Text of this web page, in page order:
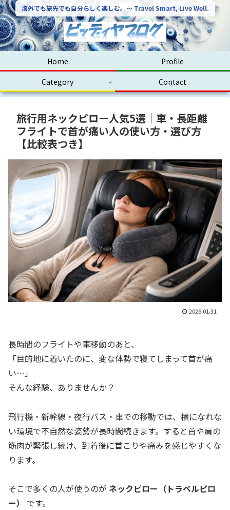
海外でも旅先でも自分らしく楽しむ。〜 Travel Smart, Live Well.
Home
Profile
Category
Contact
旅行用ネックピロー人気5選｜車・長距離
フライトで首が痛い人の使い方・選び方
【比較表つき】
2026.01.31
長時間のフライトや車移動のあと、
「目的地に着いたのに、変な体勢で寝てしまって首が痛
い…」
そんな経験、ありませんか？
飛行機・新幹線・夜行バス・車での移動では、横になれな
い環境で不自然な姿勢が長時間続きます。すると首や肩の
筋肉が緊張し続け、到着後に首こりや痛みを感じやすくな
ります。
そこで多くの人が使うのが ネックピロー（トラベルピロ
ー）
です。